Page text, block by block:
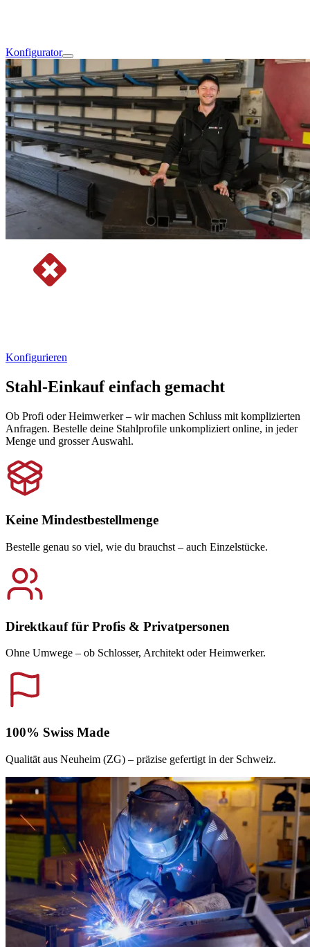
Konfigurator
Konfigurieren
Stahl-Einkauf einfach gemacht
Ob Profi oder Heimwerker – wir machen Schluss mit komplizierten
Anfragen. Bestelle deine Stahlprofile unkompliziert online, in jeder
Menge und grosser Auswahl.
Keine Mindestbestellmenge
Bestelle genau so viel, wie du brauchst – auch Einzelstücke.
Direktkauf für Profis & Privatpersonen
Ohne Umwege – ob Schlosser, Architekt oder Heimwerker.
100% Swiss Made
Qualität aus Neuheim (ZG) – präzise gefertigt in der Schweiz.